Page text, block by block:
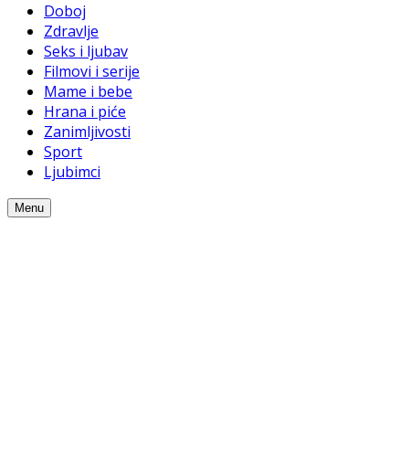
Doboj
Zdravlje
Seks i ljubav
Filmovi i serije
Mame i bebe
Hrana i piće
Zanimljivosti
Sport
Ljubimci
Menu